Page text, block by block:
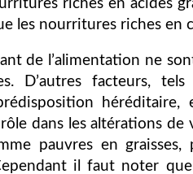
riches en acides
les nourritures riches en
de l’alimentation ne
D’autres facteurs,
dans les altérations de
pauvres en graisses,
il faut noter